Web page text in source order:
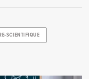
SCIENTIFIQUE